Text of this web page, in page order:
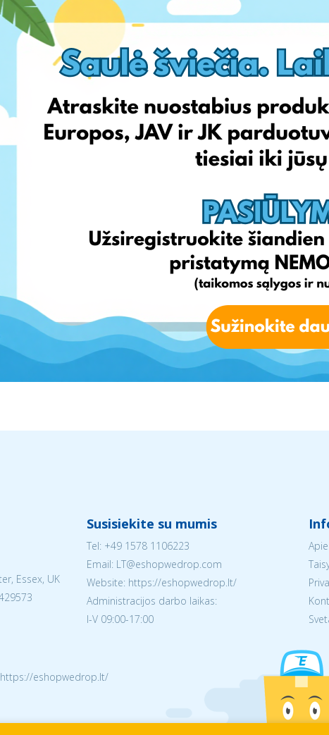
Aplankyti parduotuvę
Essex, UK
Susisiekite su mumis
Tel: +49 1578 1106223
Email: LT@eshopwedrop.com
Website: https://eshopwedrop.lt/
Administracijos darbo laikas:
I-V 09:00-17:00
eshopwedrop.lt/